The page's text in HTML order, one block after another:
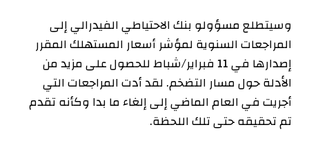
وسيتطلع مسؤولو بنك الاحتياطي الفيدرالي إلى
المراجعات السنوية لمؤشر أسعار المستهلك المقرر
إصدارها في 11 فبراير/شباط للحصول على مزيد من
الأدلة حول مسار التضخم. لقد أدت المراجعات التي
أجريت في العام الماضي إلى إلغاء ما بدا وكأنه تقدم
تم تحقيقه حتى تلك اللحظة.